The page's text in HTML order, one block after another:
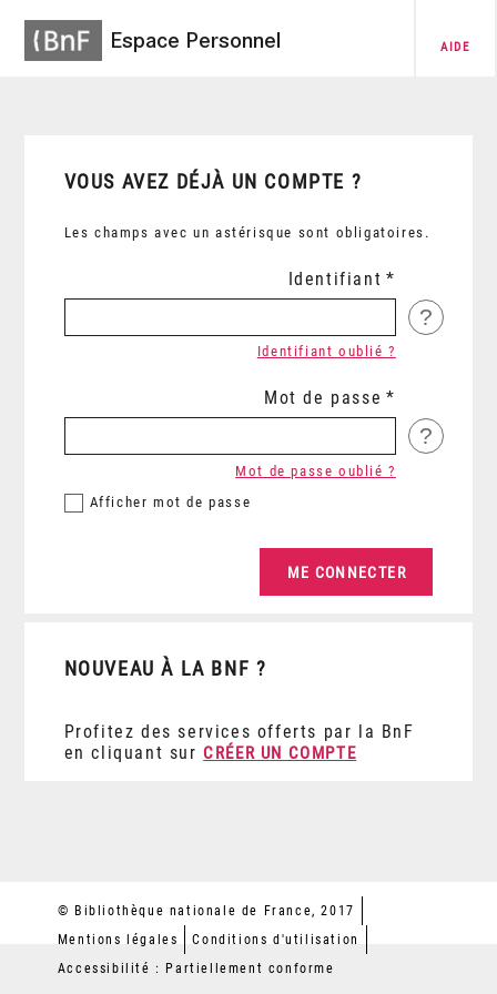
Espace Personnel AIDE
VOUS AVEZ DÉJÀ UN COMPTE ?
Les champs avec un astérisque sont obligatoires.
Identifiant
?
Identifiant oublié ?
Mot de passe
?
Afficher mot de passe
Mot de passe oublié ?
NOUVEAU À LA BNF ?
Profitez des services offerts par la BnF
en cliquant sur CRÉER UN COMPTE
© Bibliothèque nationale de France, 2017
Mentions légales
Conditions d'utilisation
Accessibilité : Partiellement conforme